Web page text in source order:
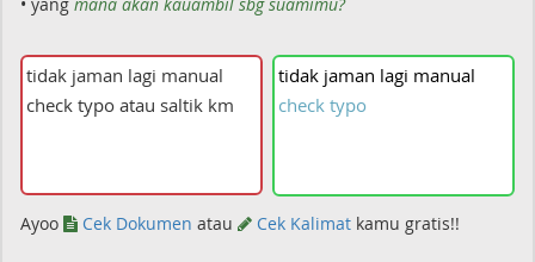
tidak jaman lagi manual
check typo
Ayoo Cek Dokumen atau Cek Kalimat kamu gratis!!